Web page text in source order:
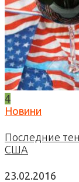
4
Новини
Последние
США
23.02.2016